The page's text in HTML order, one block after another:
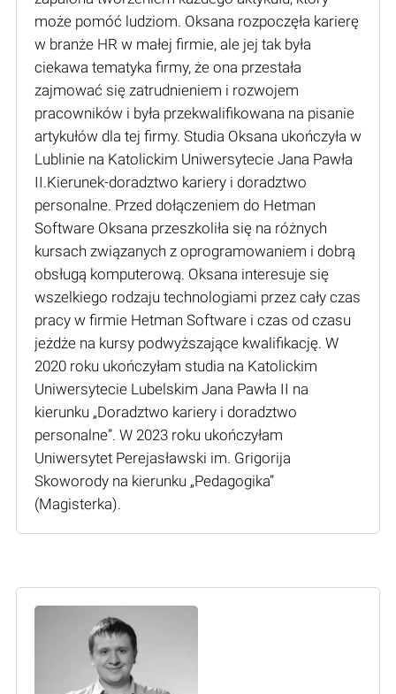
może pomóć ludziom. Oksana rozpoczęła karierę
w branże HR w małej firmie, ale jej tak była
ciekawa tematyka firmy, że ona przestała
zajmować się zatrudnieniem i rozwojem
pracowników i była przekwalifikowana na pisanie
artykułów dla tej firmy. Studia Oksana ukończyła w
Lublinie na Katolickim Uniwersytecie Jana Pawła
II.Kierunek-doradztwo kariery i doradztwo
personalne. Przed dołączeniem do Hetman
Software Oksana przeszkoliła się na różnych
kursach związanych z oprogramowaniem i dobrą
obsługą komputerową. Oksana interesuje się
wszelkiego rodzaju technologiami przez cały czas
pracy w firmie Hetman Software i czas od czasu
jeżdże na kursy podwyższające kwalifikację. W
2020 roku ukończyłam studia na Katolickim
Uniwersytecie Lubelskim Jana Pawła II na
kierunku „Doradztwo kariery i doradztwo
personalne”. W 2023 roku ukończyłam
Uniwersytet Perejasławski im. Grigorija
Skoworody na kierunku „Pedagogika”
(Мagisterka).